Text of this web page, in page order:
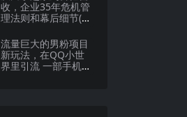
收，企业35年危机管
理法则和幕后细节(17
流量巨大的男粉项目
新玩法，在QQ小世
界里引流 一部手机即